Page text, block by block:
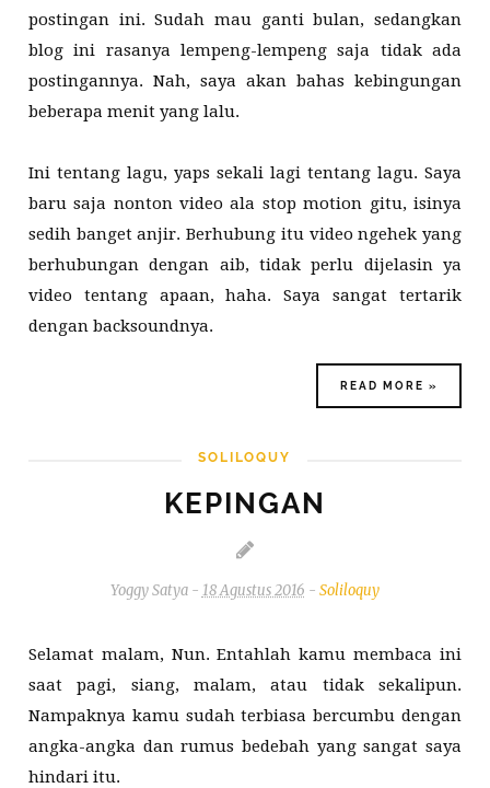
postingan ini. Sudah mau ganti bulan, sedangkan
blog ini rasanya lempeng-lempeng saja tidak ada
postingannya. Nah, saya akan bahas kebingungan
beberapa menit yang lalu.
Ini tentang lagu, yaps sekali lagi tentang lagu. Saya
baru saja nonton video ala stop motion gitu, isinya
sedih banget anjir. Berhubung itu video ngehek yang
berhubungan dengan aib, tidak perlu dijelasin ya
video tentang apaan, haha. Saya sangat tertarik
dengan backsoundnya.
READ MORE »
SOLILOQUY
KEPINGAN
Yoggy Satya - 18 Agustus 2016 - Soliloquy
Selamat malam, Nun. Entahlah kamu membaca ini
saat pagi, siang, malam, atau tidak sekalipun.
Nampaknya kamu sudah terbiasa bercumbu dengan
angka-angka dan rumus bedebah yang sangat saya
hindari itu.